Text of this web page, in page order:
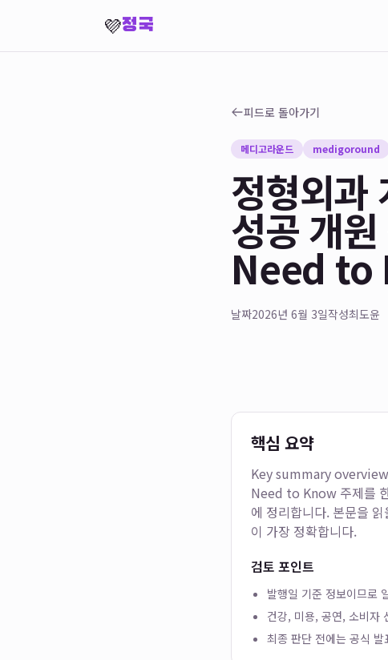
💜정국
피드로 돌아가기
메디고라운드 medigoround
정형외과
성공 개
Need to
날짜2026년 6월 3일작성최도윤
핵심 요약
Key summary
Need to Know 주제를
에 정리합니다. 본문을
이 가장 정확합니다.
검토 포인트
발행일 기준 정보이므로
건강, 미용, 공연, 소비자
최종 판단 전에는 공식